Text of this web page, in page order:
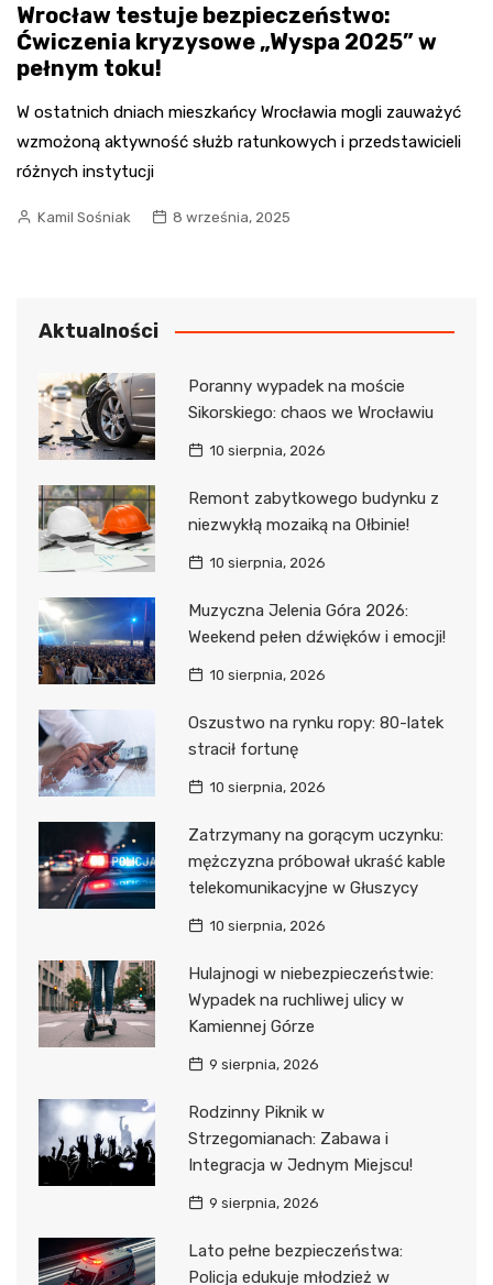
Wrocław testuje bezpieczeństwo:
Ćwiczenia kryzysowe „Wyspa 2025” w
pełnym toku!
W ostatnich dniach mieszkańcy Wrocławia mogli zauważyć
wzmożoną aktywność służb ratunkowych i przedstawicieli
różnych instytucji
Kamil Sośniak 8 września, 2025
Aktualności
Poranny wypadek na moście
Sikorskiego: chaos we Wrocławiu
10 sierpnia, 2026
Remont zabytkowego budynku z
niezwykłą mozaiką na Ołbinie!
10 sierpnia, 2026
Muzyczna Jelenia Góra 2026:
Weekend pełen dźwięków i emocji!
10 sierpnia, 2026
Oszustwo na rynku ropy: 80-latek
stracił fortunę
10 sierpnia, 2026
Zatrzymany na gorącym uczynku:
mężczyzna próbował ukraść kable
telekomunikacyjne w Głuszycy
10 sierpnia, 2026
Hulajnogi w niebezpieczeństwie:
Wypadek na ruchliwej ulicy w
Kamiennej Górze
9 sierpnia, 2026
Rodzinny Piknik w
Strzegomianach: Zabawa i
Integracja w Jednym Miejscu!
9 sierpnia, 2026
Lato pełne bezpieczeństwa:
Policja edukuje młodzież w